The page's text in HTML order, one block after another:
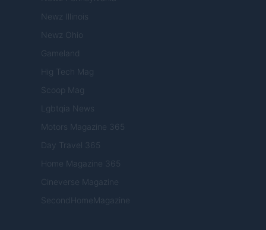
Newz Illinois
Newz Ohio
Gameland
Hig Tech Mag
Scoop Mag
Lgbtqia News
Motors Magazine 365
Day Travel 365
Home Magazine 365
Cineverse Magazine
SecondHomeMagazine